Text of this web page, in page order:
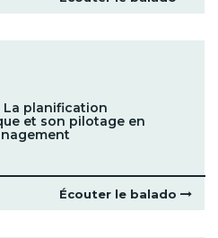
La planification
et son pilotage en
Écouter le balado